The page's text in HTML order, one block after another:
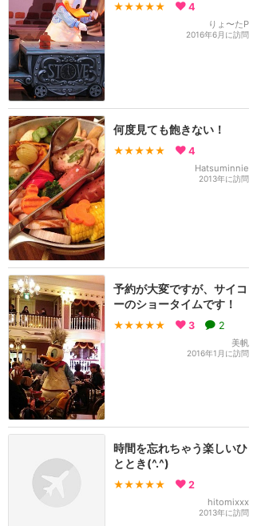
★★★★★ 4
りょ〜たP
2016年6月に訪問
何度見ても飽きない！
★★★★★ 4
Hatsuminnie
2013年に訪問
予約が大変ですが、サイコ
ーのショータイムです！
★★★★★ 3 2
美帆
2016年1月に訪問
時間を忘れちゃう楽しいひ
ととき(^.^)
★★★★★ 2
hitomixxx
2013年に訪問